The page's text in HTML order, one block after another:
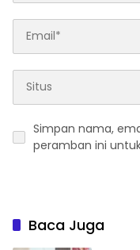
Simpan nama,
peramban ini
Baca Juga